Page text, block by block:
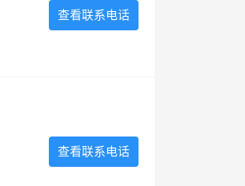
查看联系电话
查看联系电话